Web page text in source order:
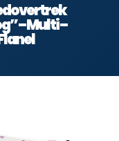
– Multi –